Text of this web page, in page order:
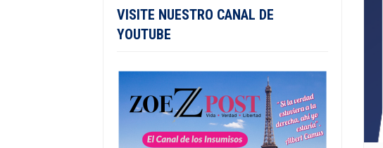
VISITE NUESTRO CANAL DE
YOUTUBE